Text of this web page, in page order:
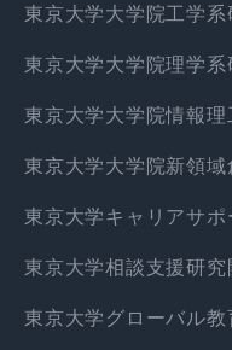
東京大学大学院工学系
東京大学大学院理学系
東京大学大学院情報理
東京大学大学院新領
東京大学キャリアサポ
東京大学相談支援研究
東京大学グローバル